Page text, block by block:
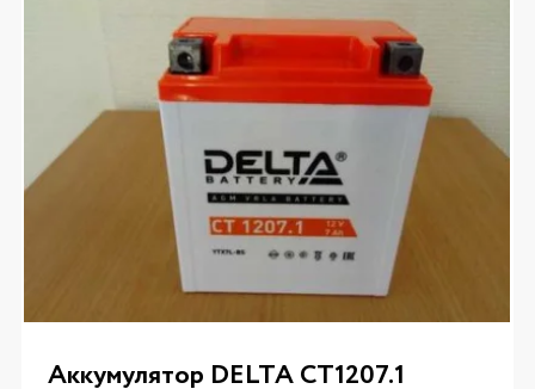
Аккумулятор DELTA CT1207.1